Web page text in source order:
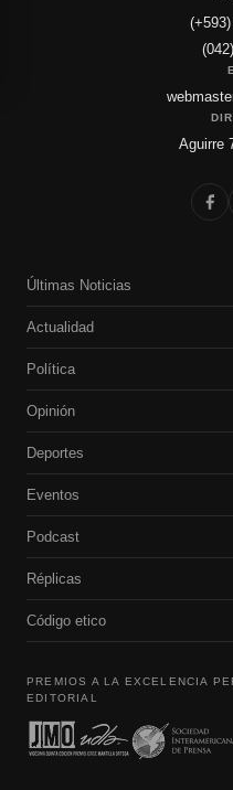
Aguirre
Últimas Noticias
Actualidad
Política
Opinión
Deportes
Eventos
Podcast
Réplicas
Código etico
PREMIOS A LA EXCELENCIA
EDITORIAL